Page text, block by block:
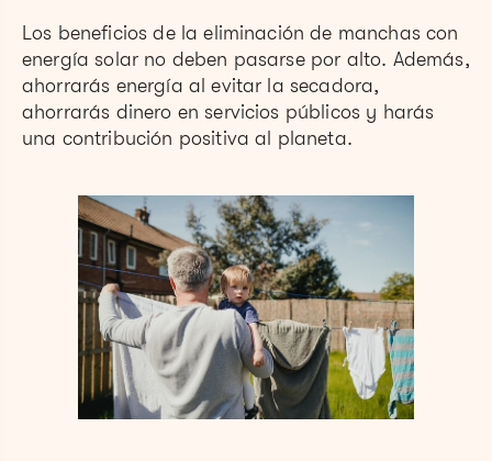
Los beneficios de la eliminación de manchas con
energía solar no deben pasarse por alto. Además,
ahorrarás energía al evitar la secadora,
ahorrarás dinero en servicios públicos y harás
una contribución positiva al planeta.